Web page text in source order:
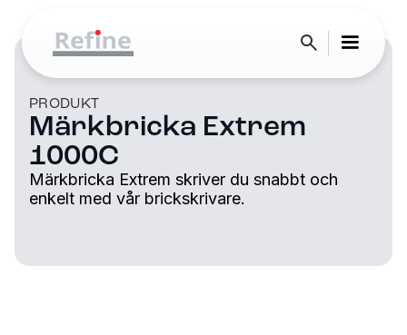
PRODUKT
Märkbricka Extrem
1000C
Märkbricka Extrem skriver du snabbt och
enkelt med vår brickskrivare.